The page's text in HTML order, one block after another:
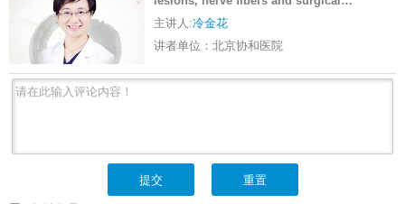
treatment（英文课程）
主讲人:冷金花
讲者单位： 北京协和医院